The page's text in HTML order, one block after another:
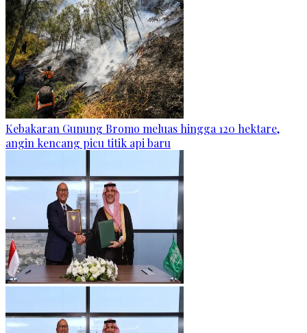
Kebakaran Gunung Bromo meluas hingga 120 hektare,
angin kencang picu titik api baru